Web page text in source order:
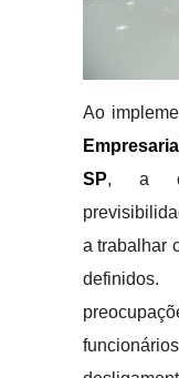
Ao
SP, a
a trabalhar